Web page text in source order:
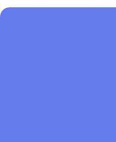
2 juin 2026